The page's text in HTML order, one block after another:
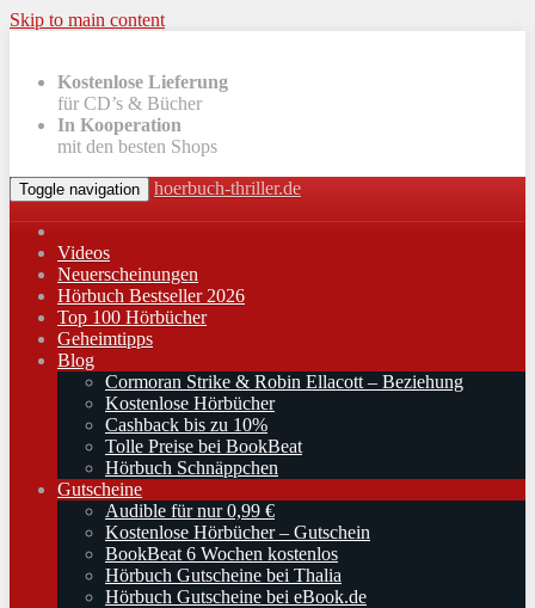
Skip to main content
Kostenlose Lieferung
für CD’s & Bücher
In Kooperation
mit den besten Shops
Toggle navigation hoerbuch-thriller.de
Videos
Neuerscheinungen
Hörbuch Bestseller 2026
Top 100 Hörbücher
Geheimtipps
Blog
Cormoran Strike & Robin Ellacott – Beziehung
Kostenlose Hörbücher
Cashback bis zu 10%
Tolle Preise bei BookBeat
Hörbuch Schnäppchen
Gutscheine
Audible für nur 0,99 €
Kostenlose Hörbücher – Gutschein
BookBeat 6 Wochen kostenlos
Hörbuch Gutscheine bei Thalia
Hörbuch Gutscheine bei eBook.de